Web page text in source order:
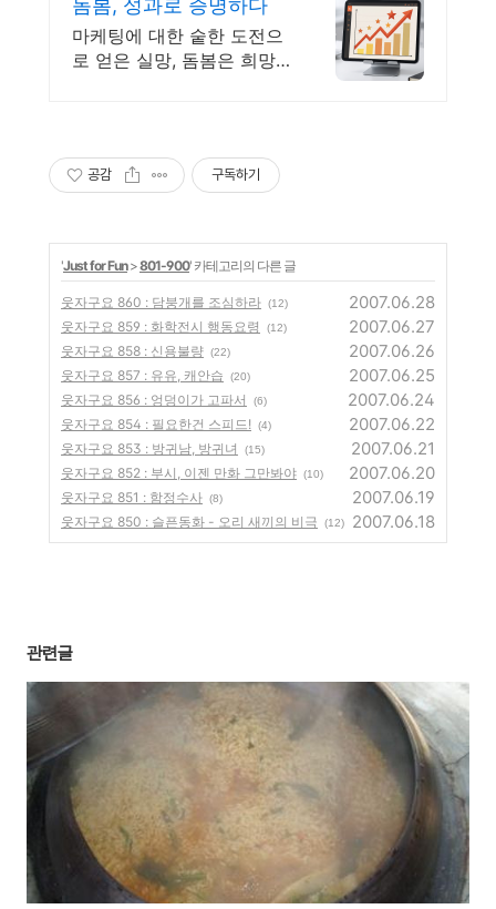
돔봄, 성과로 증명하다
마케팅에 대한 숱한 도전으
로 얻은 실망, 돔봄은 희망
공감 구독하기
'Just for Fun>801-900' 카테고리의 다른 글
웃자구요 860 : 담붕개를 조심하라 (12) 2007.06.28
웃자구요 859 : 화학전시 행동요령 (12) 2007.06.27
웃자구요 858 : 신용불량 (22) 2007.06.26
웃자구요 857 : 유유, 캐안습 (20) 2007.06.25
웃자구요 856 : 엉덩이가 고파서 (6) 2007.06.24
웃자구요 854 : 필요한건 스피드! (4) 2007.06.22
웃자구요 853 : 방귀남, 방귀녀 (15) 2007.06.21
웃자구요 852 : 부시, 이젠 만화 그만봐야 (10) 2007.06.20
웃자구요 851 : 함정수사 (8) 2007.06.19
웃자구요 850 : 슬픈동화 - 오리 새끼의 비극 (12) 2007.06.18
관련글